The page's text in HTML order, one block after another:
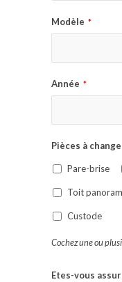
Modèle *
Année *
Pièces à
Pare-brise
Toit
Custode
Cochez une ou
Etes-vous